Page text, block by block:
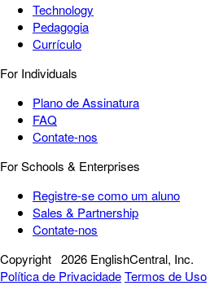
Technology
Pedagogia
Currículo
For Individuals
Plano de Assinatura
FAQ
Contate-nos
For Schools & Enterprises
Registre-se como um aluno
Sales & Partnership
Contate-nos
Copyright 2026 EnglishCentral, Inc.
Política de PrivacidadeTermos de Uso